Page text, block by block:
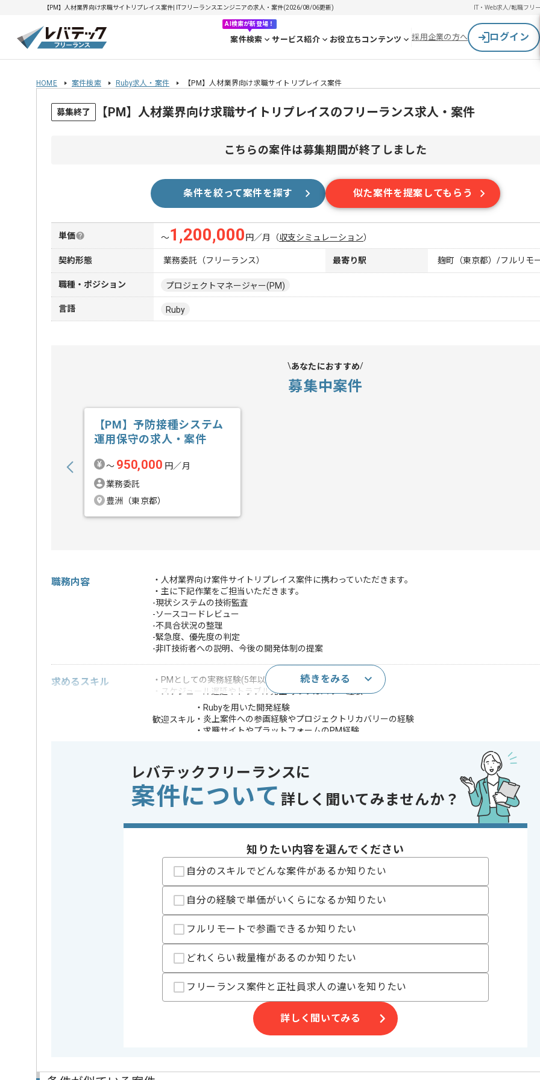
【PM】人材業界向け求職サイトリプレイス案件| ITフリーランスエンジニアの求人・案件(2026/08/06更新) IT・Web求人/転職フリ
AI検索が新登場！
案件検索 サービス紹介 お役立ちコンテンツ 採用企業の方へ ログイン
HOME 案件検索 Ruby求人・案件 【PM】人材業界向け求職サイトリプレイス案件
募集終了 【PM】人材業界向け求職サイトリプレイスのフリーランス求人・案件
こちらの案件は募集期間が終了しました
条件を絞って案件を探す 似た案件を提案してもらう
単価 〜1,200,000 円／月 （収支シミュレーション）
契約形態 業務委託（フリーランス） 最寄り駅 麹町（東京都）/フルリモ
職種・ポジション プロジェクトマネージャー(PM)
言語 Ruby
あなたにおすすめ
募集中案件
【PM】予防接種システム
運用保守の求人・案件
〜 950,000 円／月
業務委託
豊洲（東京都）
職務内容
・人材業界向け案件サイトリプレイス案件に携わっていただきます。
・主に下記作業をご担当いただきます。
-現状システムの技術監査
-ソースコードレビュー
-不具合状況の整理
-緊急度、優先度の判定
-非IT技術者への説明、今後の開発体制の提案
求めるスキル
・PMとしての実務経験(5年以上)
・スケジュール遅延やトラブル発生時のリカバリー経験
歓迎スキル
・Rubyを用いた開発経験
・炎上案件への参画経験やプロジェクトリカバリーの経験
・求職サイトやプラットフォームのPM経験
この案件のポイント 業界
人材･教育
業務内容
ベンダーコントロール
特徴
20代活躍中 , 30代活躍中 , 40代活躍中 , 長期プロジェクト , 急募 , BtoC向け , 新技術
採用コンサルティング事業、人事コンサルティング事業等
を展開している企業でございます。
今回は人材業界向け案件サイトリプレイス案件に携わっていただきます。
PMとしての実務経験を活かしたい方にお勧めです。
基本的にはフルリモートでの作業を見込んでおります。
続きをみる
レバテックフリーランスに
案件について 詳しく聞いてみませんか？
知りたい内容を選んでください
自分のスキルでどんな案件があるか知りたい
自分の経験で単価がいくらになるか知りたい
フルリモートで参画できるか知りたい
どれくらい裁量権があるのか知りたい
フリーランス案件と正社員求人の違いを知りたい
詳しく聞いてみる